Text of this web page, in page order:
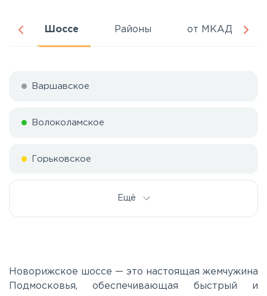
Шоссе Районы от МКАД
Варшавское
Волоколамское
Горьковское
Калужское
Ещё
Новорижское шоссе — это настоящая жемчужина
Подмосковья, обеспечивающая быстрый и